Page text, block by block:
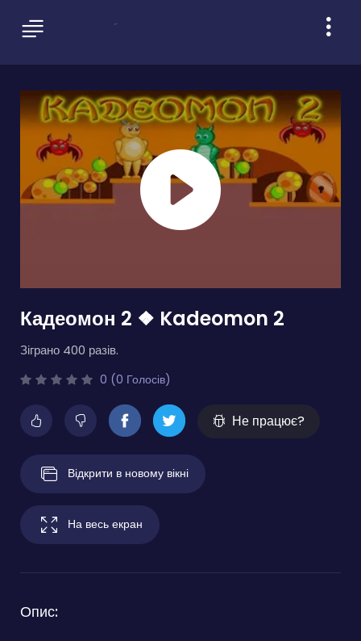
Кадеомон 2 ❖ Kadeomon 2
Зіграно 400 разів.
0 (0 Голосів)
Не працює?
Відкрити в новому вікні
На весь екран
Опис: